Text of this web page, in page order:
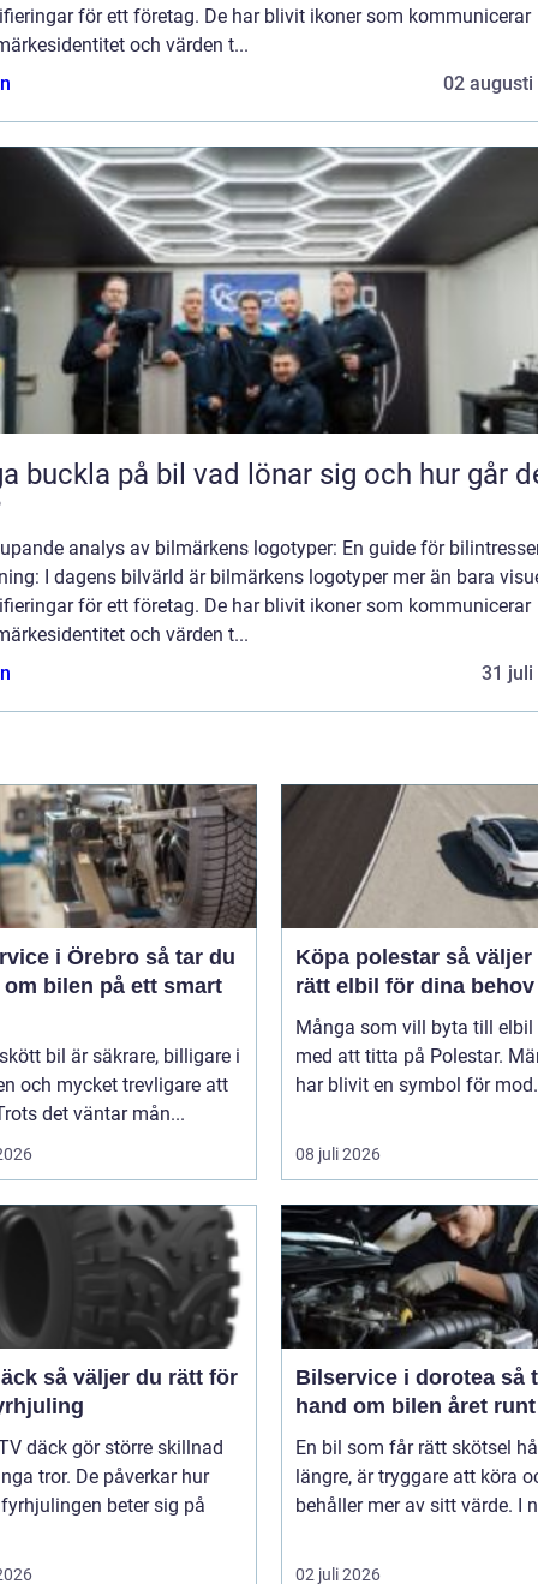
för ett företag. De har blivit ikoner som kommunicerar
och värden t...
02 augusti
på bil vad lönar sig och hur går det
analys av bilmärkens logotyper: En guide för
I dagens bilvärld är bilmärkens logotyper mer än bara
för ett företag. De har blivit ikoner som kommunicerar
och värden t...
31 juli
i Örebro så tar du
om bilen på ett smart
bil är säkrare, billigare i
och mycket trevligare att
det väntar mån...
Köpa polestar så väljer du
rätt elbil för dina behov
Många som vill byta till elbil
med att titta på Polestar.
har blivit en symbol för
08 juli 2026
du rätt för
däck gör större skillnad
tror. De påverkar hur
beter sig på
Bilservice i dorotea så tar du
hand om bilen året runt
En bil som får rätt skötsel
längre, är tryggare att köra
behåller mer av sitt värde. I
02 juli 2026